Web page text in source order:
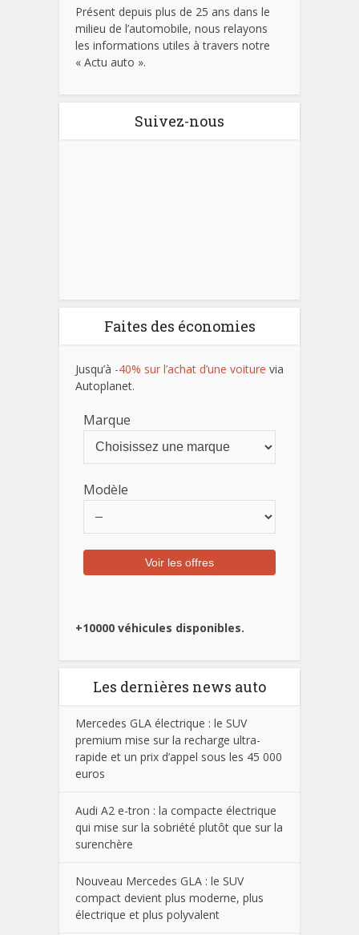
Présent depuis plus de 25 ans dans le
milieu de l’automobile, nous relayons
les informations utiles à travers notre
« Actu auto ».
Suivez-nous
Faites des économies
Jusqu’à -40% sur l’achat d’une voiture via
Autoplanet.
Marque
Modèle
+10000 véhicules disponibles.
Les dernières news auto
Mercedes GLA électrique : le SUV
premium mise sur la recharge ultra-
rapide et un prix d’appel sous les 45 000
euros
Audi A2 e-tron : la compacte électrique
qui mise sur la sobriété plutôt que sur la
surenchère
Nouveau Mercedes GLA : le SUV
compact devient plus moderne, plus
électrique et plus polyvalent